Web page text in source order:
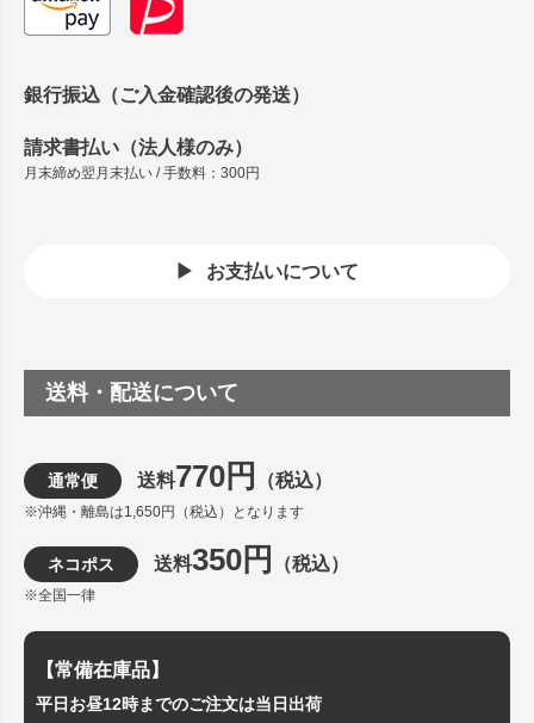
銀行振込（ご入金確認後の発送）
請求書払い（法人様のみ）
月末締め翌月末払い / 手数料：300円
お支払いについて
送料・配送について
通常便 送料770円 （税込）
※沖縄・離島は1,650円（税込）となります
ネコポス 送料350円 （税込）
※全国一律
【常備在庫品】
平日お昼12時までのご注文は当日出荷